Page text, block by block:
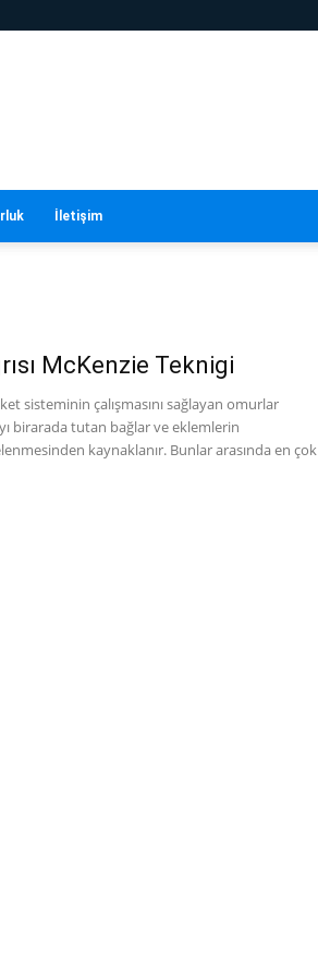
İletişim
McKenzie Teknigi
sisteminin çalışmasını sağlayan omurlar
birarada tutan bağlar ve eklemlerin
kaynaklanır. Bunlar arasında en çok